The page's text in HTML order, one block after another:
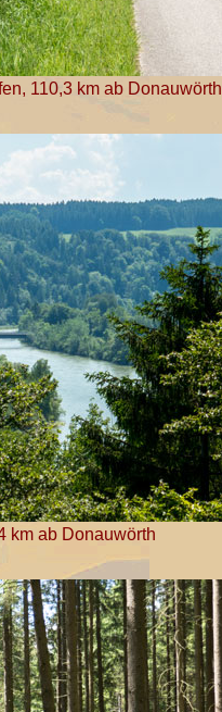
110,3 km ab Donauwörth
km ab Donauwörth